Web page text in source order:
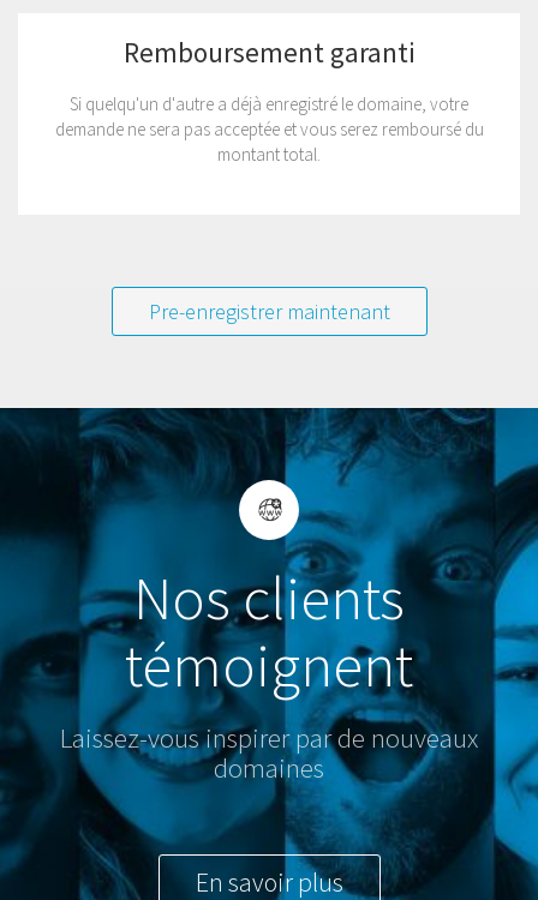
Remboursement garanti
Si quelqu'un d'autre a déjà enregistré le domaine, votre
demande ne sera pas acceptée et vous serez remboursé du
montant total.
Pre-enregistrer maintenant
Nos clients
témoignent
Laissez-vous inspirer par de nouveaux
domaines
En savoir plus